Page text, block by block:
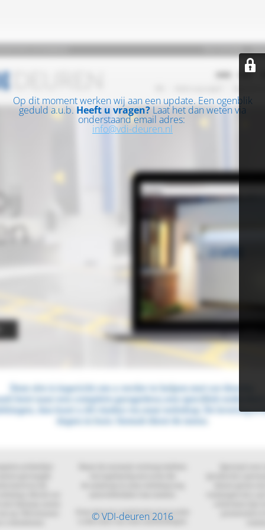
Op dit moment werken wij aan een update. Een ogenblik
geduld a.u.b. Heeft u vragen? Laat het dan weten via
onderstaand email adres:
info@vdi-deuren.nl
© VDI-deuren 2016